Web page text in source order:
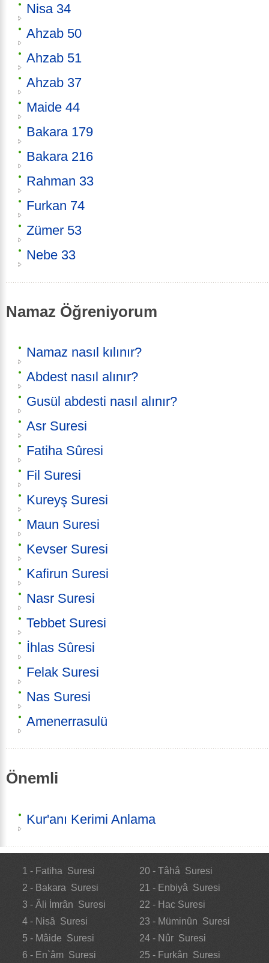
Nisa 34
Ahzab 50
Ahzab 51
Ahzab 37
Maide 44
Bakara 179
Bakara 216
Rahman 33
Furkan 74
Zümer 53
Nebe 33
Namaz Öğreniyorum
Namaz nasıl kılınır?
Abdest nasıl alınır?
Gusül abdesti nasıl alınır?
Asr Suresi
Fatiha Sûresi
Fil Suresi
Kureyş Suresi
Maun Suresi
Kevser Suresi
Kafirun Suresi
Nasr Suresi
Tebbet Suresi
İhlas Sûresi
Felak Suresi
Nas Suresi
Amenerrasulü
Önemli
Kur'anı Kerimi Anlama
1 - Fatiha Suresi
2 - Bakara Suresi
3 - Âli İmrân Suresi
4 - Nisâ Suresi
5 - Mâide Suresi
6 - En`âm Suresi
20 - Tâhâ Suresi
21 - Enbiyâ Suresi
22 - Hac Suresi
23 - Müminûn Suresi
24 - Nûr Suresi
25 - Furkân Suresi